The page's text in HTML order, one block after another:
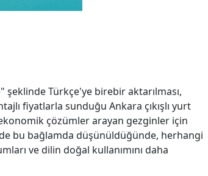
şeklinde Türkçe'ye birebir aktarılması,
fiyatlarla sunduğu Ankara çıkışlı yurt
çözümler arayan gezginler için
bu bağlamda düşünüldüğünde, herhangi
ve dilin doğal kullanımını daha